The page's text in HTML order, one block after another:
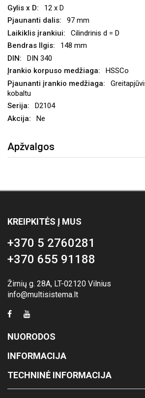
12 x D
97 mm
Cilindrinis d = D
148 mm
DIN 340
HSSCo
kobaltu
D2104
Ne
Apžvalgos
KREIPKITĖS Į MUS
+370 5 2760281
+370 655 91188
Žirnių g. 28A, LT-02120 Vilnius
info@multisistema.lt
NUORODOS
INFORMACIJA
TECHNINĖ INFORMACIJA